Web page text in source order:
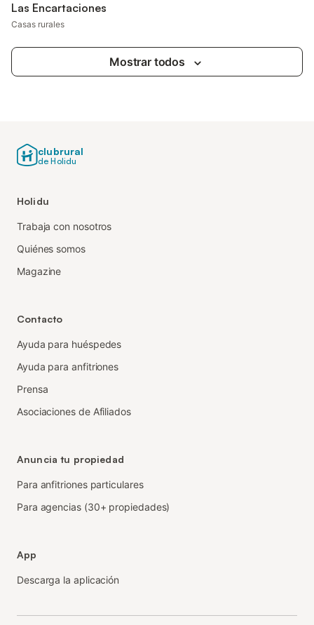
Las Encartaciones
Casas rurales
Mostrar todos
clubrural
de Holidu
Holidu
Trabaja con nosotros
Quiénes somos
Magazine
Contacto
Ayuda para huéspedes
Ayuda para anfitriones
Prensa
Asociaciones de Afiliados
Anuncia tu propiedad
Para anfitriones particulares
Para agencias (30+ propiedades)
App
Descarga la aplicación